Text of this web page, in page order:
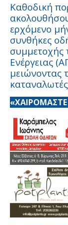
Καθοδική
ερχόμενο
συνθήκες
Ενέργειας
μειώνοντας